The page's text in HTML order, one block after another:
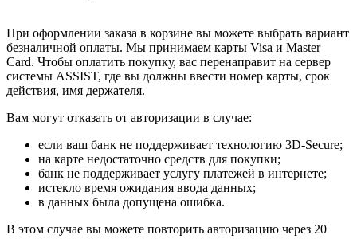
При оформлении заказа в корзине вы можете выбрать вариант
безналичной оплаты. Мы принимаем карты Visa и Master
Card. Чтобы оплатить покупку, вас перенаправит на сервер
системы ASSIST, где вы должны ввести номер карты, срок
действия, имя держателя.
Вам могут отказать от авторизации в случае:
если ваш банк не поддерживает технологию 3D-Secure;
на карте недостаточно средств для покупки;
банк не поддерживает услугу платежей в интернете;
истекло время ожидания ввода данных;
в данных была допущена ошибка.
В этом случае вы можете повторить авторизацию через 20